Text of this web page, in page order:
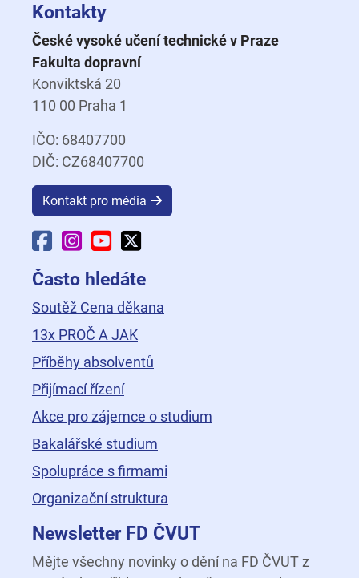
Kontakty
České vysoké učení technické v Praze
Fakulta dopravní
Konviktská 20
110 00 Praha 1
IČO: 68407700
DIČ: CZ68407700
Kontakt pro média
Facebook Fakulty dopravní
Instagram Fakulty dopravní
YouTube Fakulty dopravní
Často hledáte
Soutěž Cena děkana
13x PROČ A JAK
Příběhy absolventů
Přijímací řízení
Akce pro zájemce o studium
Bakalářské studium
Spolupráce s firmami
Organizační struktura
Newsletter FD ČVUT
Mějte všechny novinky o dění na FD ČVUT z